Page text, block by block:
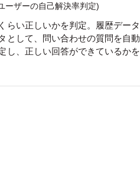
ーザーの自己解決率判定)
らい正しいかを判定。履歴データ
として、問い合わせの質問を自動
し、正しい回答ができているかを